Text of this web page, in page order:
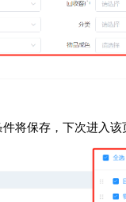
将保存，下次进入